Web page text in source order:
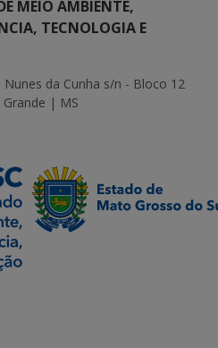
MEIO AMBIENTE,
TECNOLOGIA E
da Cunha s/n - Bloco 12
Grande | MS